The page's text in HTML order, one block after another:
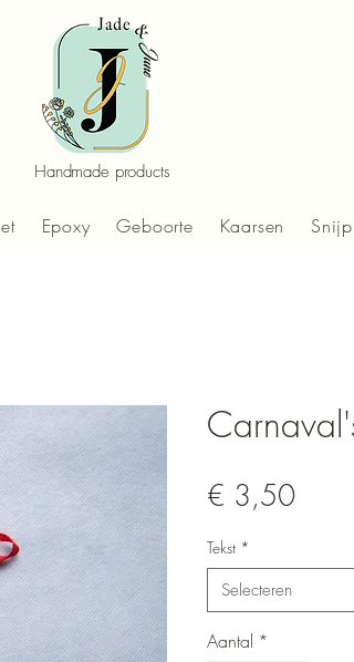
Handmade products
Epoxy Geboorte Kaarsen
€ 3,50Prijs
Tekst *
Selecteren
Aantal *